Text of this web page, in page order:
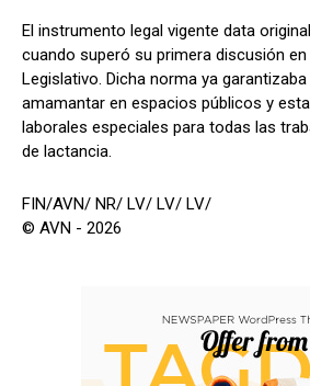
El instrumento legal vigente data
cuando superó su primera discusión
Legislativo. Dicha norma ya
amamantar en espacios públicos y
laborales especiales para todas las
de lactancia.
FIN/AVN/ NR/ LV/ LV/ LV/
© AVN - 2026